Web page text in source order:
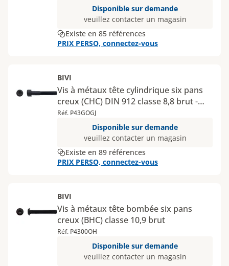
Disponible sur demande
veuillez contacter un magasin
Existe en 85 références
PRIX PERSO, connectez-vous
BIVI
Vis à métaux tête cylindrique six pans
creux (CHC) DIN 912 classe 8,8 brut -
Diamètres 10, 12 et 14 mm
Réf. P43GOGJ
Disponible sur demande
veuillez contacter un magasin
Existe en 89 références
PRIX PERSO, connectez-vous
BIVI
Vis à métaux tête bombée six pans
creux (BHC) classe 10,9 brut
Réf. P4300OH
Disponible sur demande
veuillez contacter un magasin